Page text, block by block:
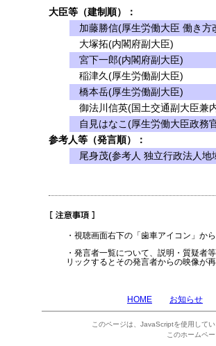
大臣等（建制順）：
加藤勝信(厚生労働大臣 働き方
大塚拓(内閣府副大臣)
宮下一郎(内閣府副大臣)
稲津久(厚生労働副大臣)
橋本岳(厚生労働副大臣)
御法川信英(国土交通副大臣兼
自見はなこ(厚生労働大臣政務
参考人等（発言順）：
尾身茂(参考人 独立行政法人地
・視聴画面右下の「歯車アイコン」か
・発言者一覧について、説明・質疑者
リックするとその発言者からの映像が再
HOME お知らせ
このページは、JavaScriptを使用して
このホームペ